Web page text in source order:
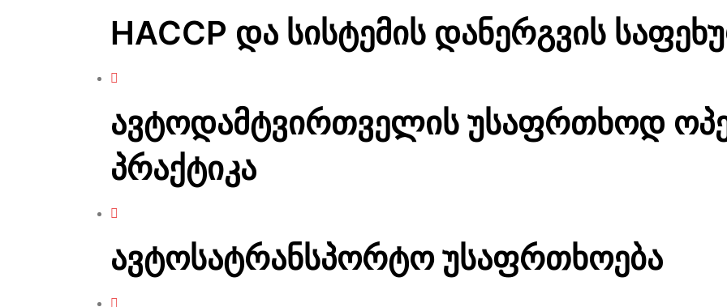
HACCP და სისტემის დანერგვის
ავტოდამტვირთველის უსაფრთხოდ
პრაქტიკა
ავტოსატრანსპორტო უსაფრთხოება